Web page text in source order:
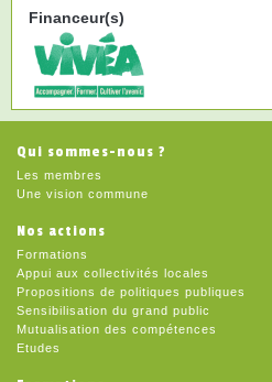
Financeur(s)
Qui sommes-nous ?
Les membres
Une vision commune
Nos actions
Formations
Appui aux collectivités locales
Propositions de politiques publiques
Sensibilisation du grand public
Mutualisation des compétences
Etudes